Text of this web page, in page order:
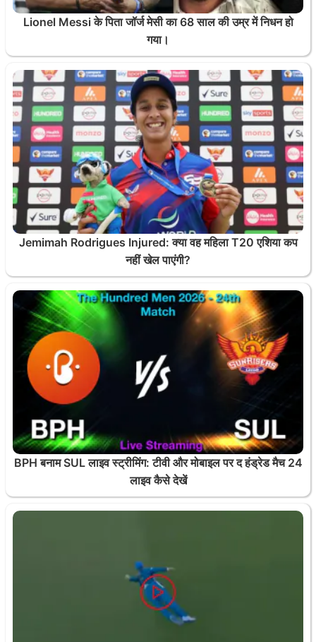
Lionel Messi के पिता जॉर्ज मेसी का 68 साल की उम्र में निधन हो
गया।
Jemimah Rodrigues Injured: क्या वह महिला T20 एशिया कप
नहीं खेल पाएंगी?
BPH बनाम SUL लाइव स्ट्रीमिंग: टीवी और मोबाइल पर द हंड्रेड मैच 24
लाइव कैसे देखें